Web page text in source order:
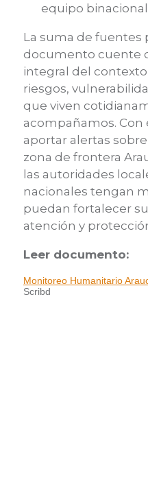
equipo
La suma de fuentes
documento cuente
integral del contexto
riesgos,
que viven
acompañamos. Con
aportar alertas
zona de frontera
las autoridades
nacionales tengan
puedan fortalecer
atención y
Leer documento:
Monitoreo Humanitario
Scribd